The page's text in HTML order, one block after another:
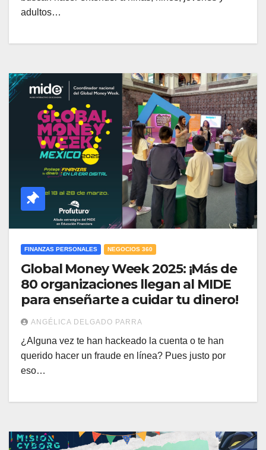
adultos…
FINANZAS PERSONALES NEGOCIOS 360
Global Money Week 2025: ¡Más de
80 organizaciones llegan al MIDE
para enseñarte a cuidar tu dinero!
ANGÉLICA DELGADO PARRA
¿Alguna vez te han hackeado la cuenta o te han
querido hacer un fraude en línea? Pues justo por
eso…